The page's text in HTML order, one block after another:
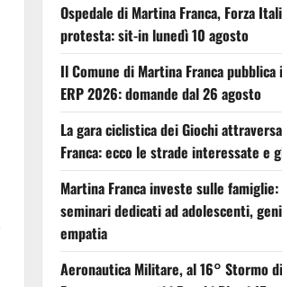
Ospedale di Martina Franca, Forza
protesta: sit-in lunedì 10 agosto
Il Comune di Martina Franca
ERP 2026: domande dal 26 agosto
La gara ciclistica dei Giochi
Franca: ecco le strade interessate e
Martina Franca investe sulle
seminari dedicati ad adolescenti,
empatia
Aeronautica Militare, al 16° Stormo